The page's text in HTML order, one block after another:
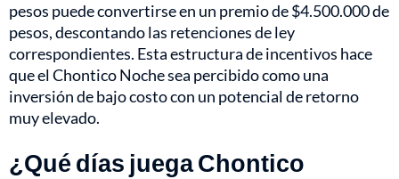
pesos puede convertirse en un premio de $4.500.000 de
pesos, descontando las retenciones de ley
correspondientes. Esta estructura de incentivos hace
que el Chontico Noche sea percibido como una
inversión de bajo costo con un potencial de retorno
muy elevado.
¿Qué días juega Chontico